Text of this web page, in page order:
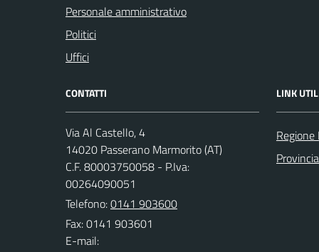
Personale amministrativo
Politici
Uffici
CONTATTI
Via Al Castello, 4
14020 Passerano Marmorito (AT)
C.F. 80003750058 - P.Iva:
00264090051
Telefono:0141 903600
Fax: 0141 903601
E-mail:
LINK